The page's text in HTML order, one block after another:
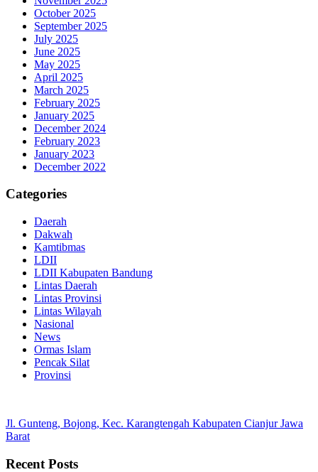
October 2025
September 2025
July 2025
June 2025
May 2025
April 2025
March 2025
February 2025
January 2025
December 2024
February 2023
January 2023
December 2022
Categories
Daerah
Dakwah
Kamtibmas
LDII
LDII Kabupaten Bandung
Lintas Daerah
Lintas Provinsi
Lintas Wilayah
Nasional
News
Ormas Islam
Pencak Silat
Provinsi
Jl. Gunteng, Bojong, Kec. Karangtengah Kabupaten Cianjur Jawa
Barat
Recent Posts